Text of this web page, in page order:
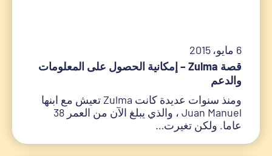
قصة Zulma – إمكانية الحصول على المعلومات
والدعم
6 مايو، 2015
ومنذ سنوات عديدة كانت Zulma تعيش مع ابنها
Juan Manuel ، والذي يبلغ الآن من العمر 38
عاما. ولكن تغيرت…